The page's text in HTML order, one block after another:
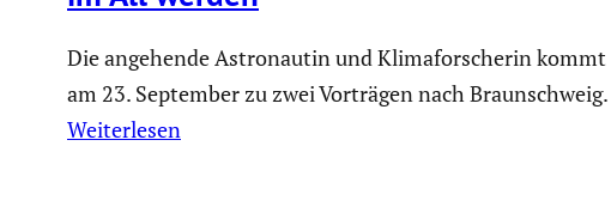
Die angehende Astronautin und Klimaforscherin kommt
am 23. September zu zwei Vorträgen nach Braunschweig.
Weiterlesen